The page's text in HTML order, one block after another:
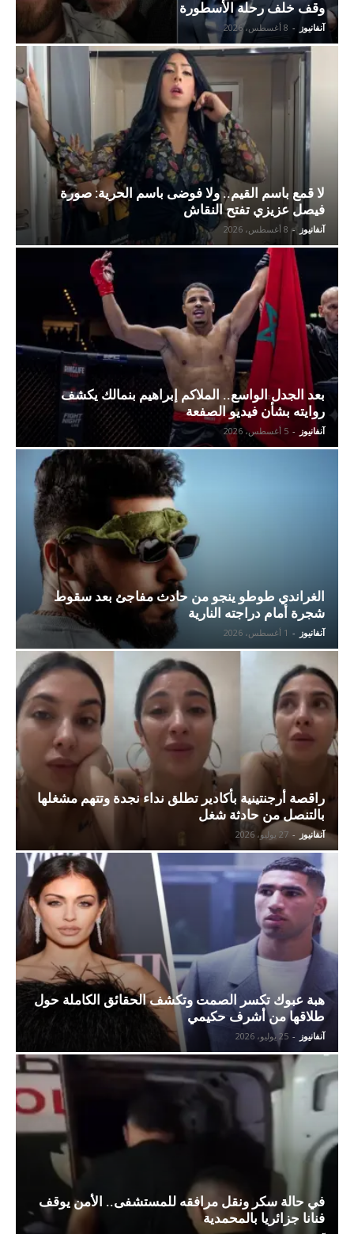
وقف خلف رحلة الأسطورة
آنفانيوز - 8 أغسطس، 2026
لا قمع باسم القيم.. ولا فوضى باسم الحرية: صورة
فيصل عزيزي تفتح النقاش
آنفانيوز - 8 أغسطس، 2026
بعد الجدل الواسع.. الملاكم إبراهيم بنمالك يكشف
روايته بشأن فيديو الصفعة
آنفانيوز - 5 أغسطس، 2026
الغراندي طوطو ينجو من حادث مفاجئ بعد سقوط
شجرة أمام دراجته النارية
آنفانيوز - 1 أغسطس، 2026
راقصة أرجنتينية بأكادير تطلق نداء نجدة وتتهم مشغلها
بالتنصل من حادثة شغل
آنفانيوز - 27 يوليو، 2026
هبة عبوك تكسر الصمت وتكشف الحقائق الكاملة حول
طلاقها من أشرف حكيمي
آنفانيوز - 25 يوليو، 2026
في حالة سكر ونقل مرافقه للمستشفى.. الأمن يوقف
فنانا جزائريا بالمحمدية